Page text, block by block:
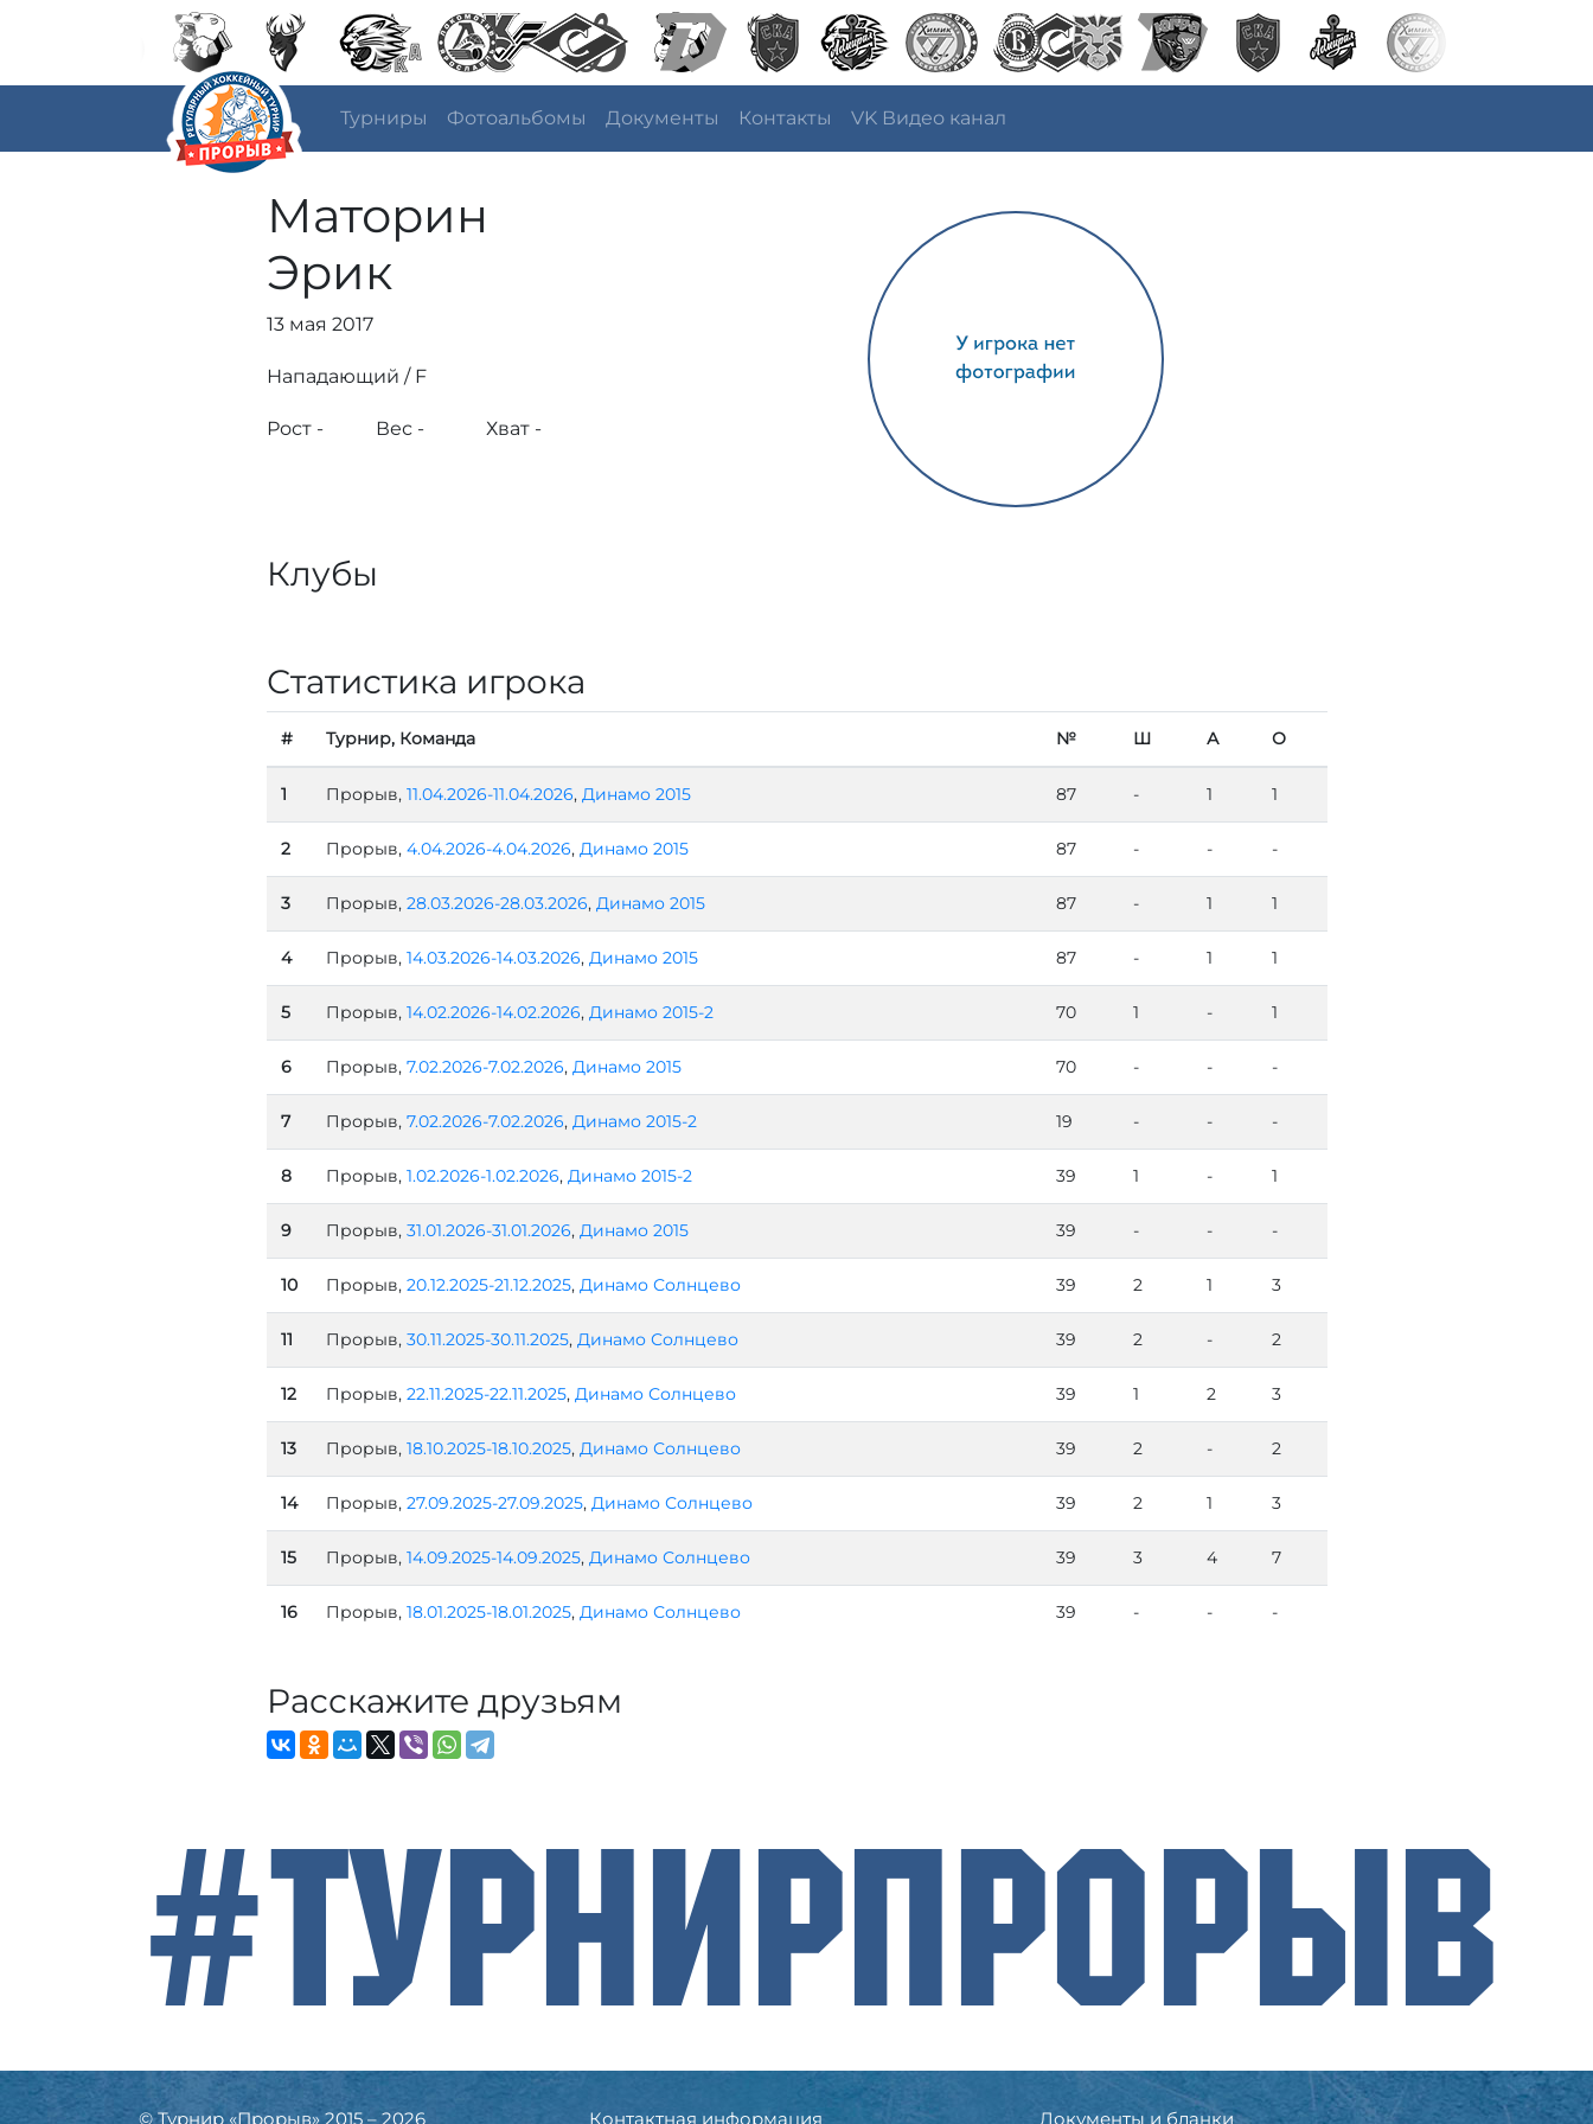
Турниры Фотоальбомы Документы Контакты VK Видео канал
Маторин
Эрик
13 мая 2017
Нападающий / F
Рост - Вес - Хват -
Клубы
Статистика игрока
# Турнир, Команда № Ш А О
1 Прорыв, 11.04.2026-11.04.2026, Динамо 2015 87 - 1 1
2 Прорыв, 4.04.2026-4.04.2026, Динамо 2015 87 - - -
3 Прорыв, 28.03.2026-28.03.2026, Динамо 2015 87 - 1 1
4 Прорыв, 14.03.2026-14.03.2026, Динамо 2015 87 - 1 1
5 Прорыв, 14.02.2026-14.02.2026, Динамо 2015-2 70 1 - 1
6 Прорыв, 7.02.2026-7.02.2026, Динамо 2015 70 - - -
7 Прорыв, 7.02.2026-7.02.2026, Динамо 2015-2 19 - - -
8 Прорыв, 1.02.2026-1.02.2026, Динамо 2015-2 39 1 - 1
9 Прорыв, 31.01.2026-31.01.2026, Динамо 2015 39 - - -
10 Прорыв, 20.12.2025-21.12.2025, Динамо Солнцево 39 2 1 3
11 Прорыв, 30.11.2025-30.11.2025, Динамо Солнцево 39 2 - 2
12 Прорыв, 22.11.2025-22.11.2025, Динамо Солнцево 39 1 2 3
13 Прорыв, 18.10.2025-18.10.2025, Динамо Солнцево 39 2 - 2
14 Прорыв, 27.09.2025-27.09.2025, Динамо Солнцево 39 2 1 3
15 Прорыв, 14.09.2025-14.09.2025, Динамо Солнцево 39 3 4 7
16 Прорыв, 18.01.2025-18.01.2025, Динамо Солнцево 39 - - -
Расскажите друзьям
#ТурнирПрорыв
© Турнир «Прорыв» 2015 – 2026 Контактная информация Документы и бланки